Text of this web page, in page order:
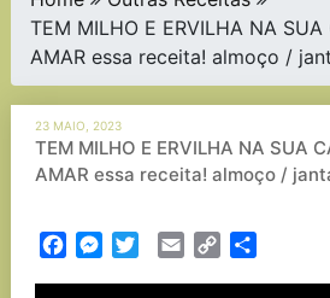
TEM MILHO E ERVILHA NA
AMAR essa receita! almoço /
23 MAIO, 2023
TEM MILHO E ERVILHA NA SUA
AMAR essa receita! almoço /
FacebookMessenger
TwitterEmail Copy